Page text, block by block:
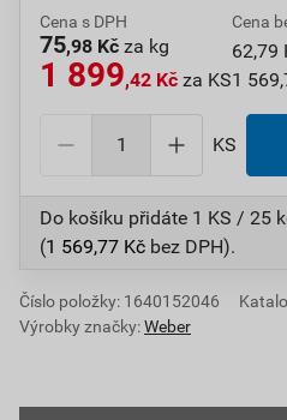
Cena s DPH
75,98 Kč za kg
1 899,42 Kč za KS
Cena
62,79
1
KS
Do košíku přidáte 1 KS / 25
(1 569,77 Kč bez DPH).
Číslo položky: 1640152046
Výrobky značky:Weber